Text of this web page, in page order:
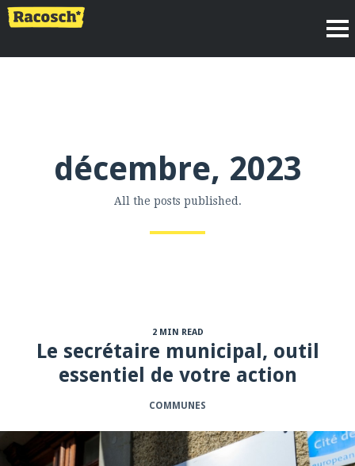
décembre, 2023
All the posts published.
2 MIN READ
Le secrétaire municipal, outil
essentiel de votre action
COMMUNES